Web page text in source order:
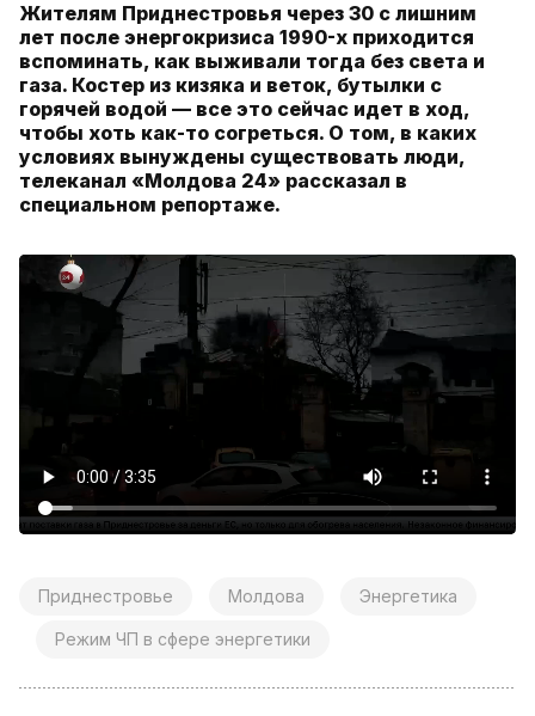
Жителям Приднестровья через 30 с лишним
лет после энергокризиса 1990-х приходится
вспоминать, как выживали тогда без света и
газа. Костер из кизяка и веток, бутылки с
горячей водой — все это сейчас идет в ход,
чтобы хоть как-то согреться. О том, в каких
условиях вынуждены существовать люди,
телеканал «Молдова 24» рассказал в
специальном репортаже.
Приднестровье Молдова Энергетика
Режим ЧП в сфере энергетики